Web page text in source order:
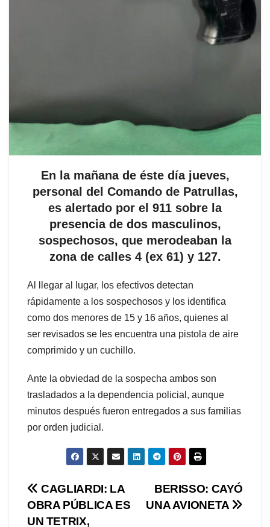
En la mañana de éste día jueves,
personal del Comando de Patrullas,
es alertado por el 911 sobre la
presencia de dos masculinos,
sospechosos, que merodeaban la
zona de calles 4 (ex 61) y 127.
Al llegar al lugar, los efectivos detectan
rápidamente a los sospechosos y los identifica
como dos menores de 15 y 16 años, quienes al
ser revisados se les encuentra una pistola de aire
comprimido y un cuchillo.
Ante la obviedad de la sospecha ambos son
trasladados a la dependencia policial, aunque
minutos después fueron entregados a sus familias
por orden judicial.
Navegación
de
BERISSO: CAYÓ
UNA AVIONETA
CAGLIARDI: LA
OBRA PÚBLICA ES
UN TETRIX,